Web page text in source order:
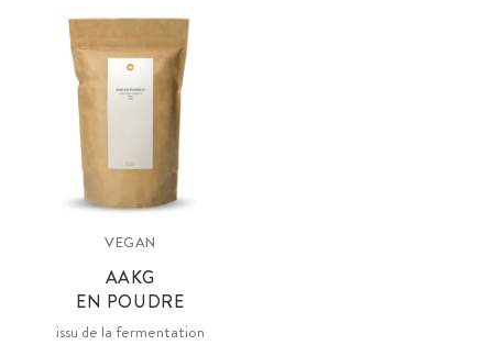
VEGAN
AAKG
EN POUDRE
issu de la fermentation